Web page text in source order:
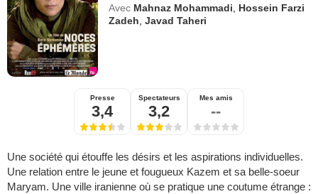
Avec Mahnaz Mohammadi, Hossein Farzi
Zadeh,Javad Taheri
Presse
3,4
Spectateurs
3,2
Mes amis
--
Une société qui étouffe les désirs et les aspirations individuelles.
Une relation entre le jeune et fougueux Kazem et sa belle-soeur
Maryam. Une ville iranienne où se pratique une coutume étrange :